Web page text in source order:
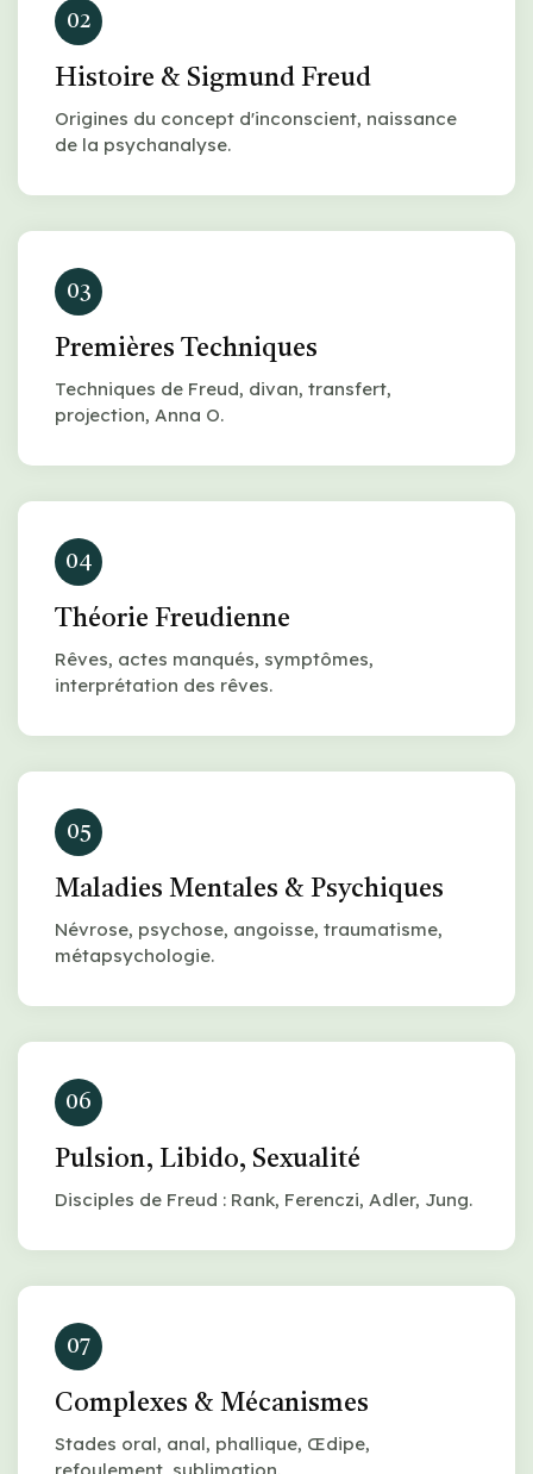
02
Histoire & Sigmund Freud
Origines du concept d'inconscient, naissance
de la psychanalyse.
03
Premières Techniques
Techniques de Freud, divan, transfert,
projection, Anna O.
04
Théorie Freudienne
Rêves, actes manqués, symptômes,
interprétation des rêves.
05
Maladies Mentales & Psychiques
Névrose, psychose, angoisse, traumatisme,
métapsychologie.
06
Pulsion, Libido, Sexualité
Disciples de Freud : Rank, Ferenczi, Adler, Jung.
07
Complexes & Mécanismes
Stades oral, anal, phallique, Œdipe,